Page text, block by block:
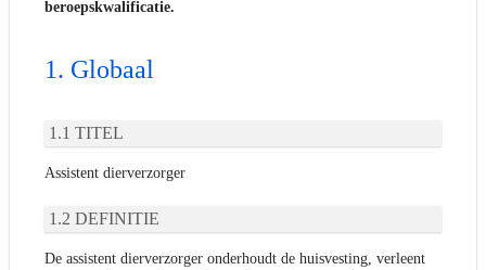
beroepskwalificatie.
Globaal
TITEL
Assistent dierverzorger
DEFINITIE
De assistent dierverzorger onderhoudt de huisvesting, verleent